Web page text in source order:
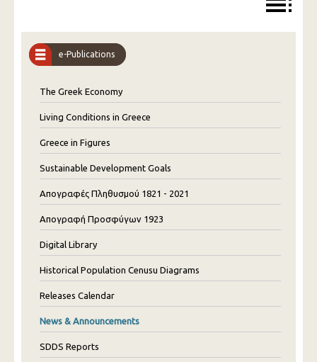
e-Publications
The Greek Economy
Living Conditions in Greece
Greece in Figures
Sustainable Development Goals
Απογραφές Πληθυσμού 1821 - 2021
Απογραφή Προσφύγων 1923
Digital Library
Historical Population Cenusu Diagrams
Releases Calendar
News & Announcements
SDDS Reports